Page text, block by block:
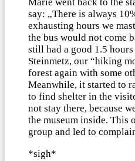
say: „There is always
exhausting hours we
the bus would not come
still had a good 1.5
Steinmetz, our “hiking
forest again with some
Meanwhile, it started to
to find shelter in the
not stay there, because
the museum inside. This
group and led to
*sigh*